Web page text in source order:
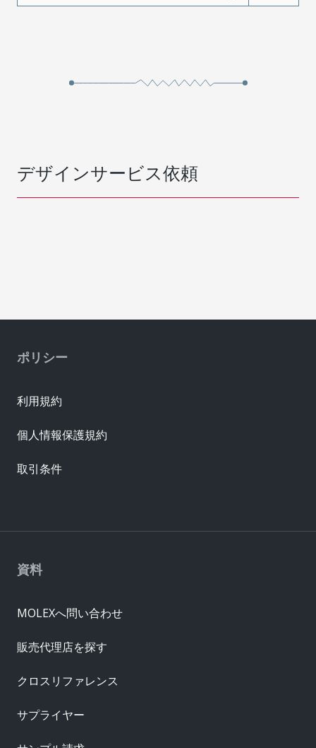
デザインサービス依頼
資料
MOLEXへ問い合わせ
販売代理店を探す
クロスリファレンス
サプライヤー
ポリシー
利用規約
個人情報保護規約
取引条件